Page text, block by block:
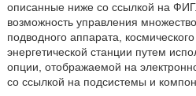
описанные ниже со ссылкой на
возможность управления
подводного аппарата,
энергетической станции путем
опции, отображаемой на
со ссылкой на подсистемы и